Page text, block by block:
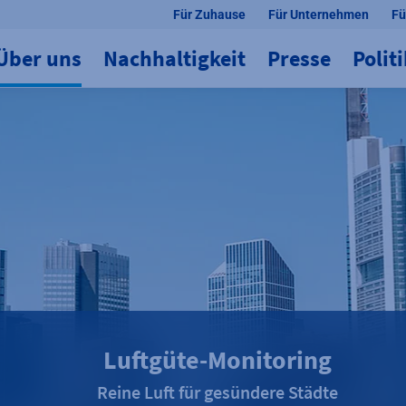
Für Zuhause Für Unternehmen
uns Nachhaltigkeit Presse
Luftgüte-Monitoring
Reine Luft für gesündere Städte